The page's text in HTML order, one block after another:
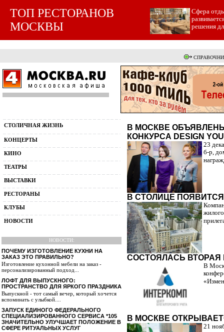
ТОП РЕСТОРАНОВ
МОСКВЫ
Cфера
решения
СТОЛИЧНАЯ ЖИЗНЬ
КОНЦЕРТЫ
КИНО
ТЕАТРЫ
ВЫСТАВКИ
РЕСТОРАНЫ
КЛУБЫ
НОВОСТИ
НОВОСТИ:
ПОЧЕМУ ИЗГОТОВЛЕНИЕ КУХНИ НА
ЗАКАЗ ЭТО ПРАВИЛЬНО?
Изготовление кухонной мебели на заказ -
персонализированный подход...
ЛОФТ ДЛЯ ВЫПУСКНОГО:
ПРОСТРАНСТВО ДЛЯ ЯРКОГО ПРАЗДНИКА
Выпускной - тот самый вечер, который хочется
вспоминать с улыбкой....
ЗАПУСК ЕДИНОГО ФЕДЕРАЛЬНОГО
СПЕЦИАЛИЗИРОВАННОГО СЕРВИСА *105
ЗНАЧИТЕЛЬНО УЛУЧШАЕТ ПОЛОЖЕНИЕ В
СФЕРЕ РИТУАЛЬНЫХ УСЛУГ
В МОСКВЕ
КОНКУРСА DESIGN
23
б-р,
В СТОЛИЦЕ
СОСТОЯЛАСЬ
В
В МОСКВЕ
21